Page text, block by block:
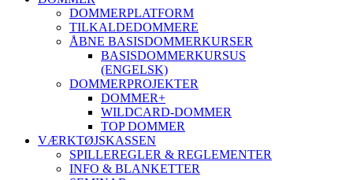
DOMMERPLATFORM
TILKALDEDOMMERE
ÅBNE BASISDOMMERKURSER
BASISDOMMERKURSUS
(ENGELSK)
DOMMERPROJEKTER
DOMMER+
WILDCARD-DOMMER
TOP DOMMER
VÆRKTØJSKASSEN
SPILLEREGLER & REGLEMENTER
INFO & BLANKETTER